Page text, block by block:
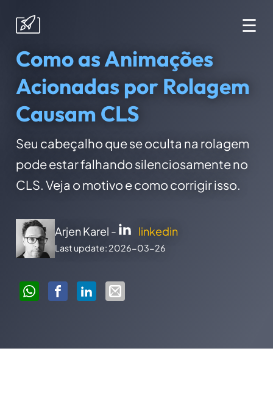
☰
Como as Animações
Acionadas por Rolagem
Causam CLS
Seu cabeçalho que se oculta na rolagem
pode estar falhando silenciosamente no
CLS. Veja o motivo e como corrigir isso.
Arjen Karel - linkedin
Last update: 2026-03-26